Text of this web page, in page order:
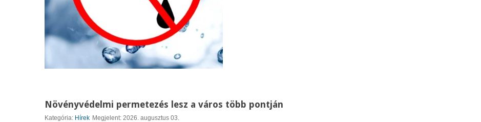
Növényvédelmi permetezés lesz a város több pontján
Kategória: Hírek Megjelent: 2026. augusztus 03.